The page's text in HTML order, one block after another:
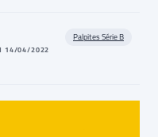
14/04/2022
Palpites Série B